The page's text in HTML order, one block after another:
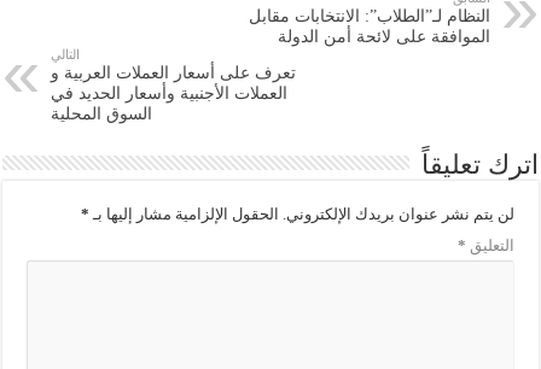
النظام لـ”الطلاب”: الانتخابات مقابل
الموافقة على لائحة أمن الدولة
التالي
تعرف على أسعار العملات العربية و
العملات الأجنبية وأسعار الحديد في
السوق المحلية
اترك تعليقاً
لن يتم نشر عنوان بريدك الإلكتروني. الحقول الإلزامية مشار إليها بـ *
التعليق *